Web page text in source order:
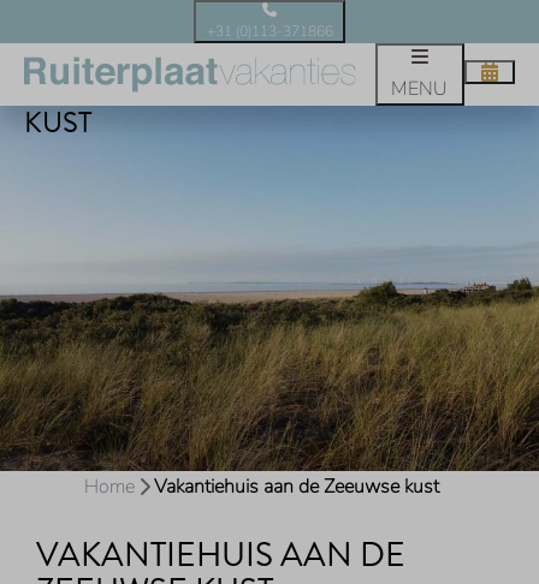
+31 (0)113-371866
MENU
VAKANTIEHUIS AAN DE ZEEUWSE
KUST
Home Vakantiehuis aan de Zeeuwse kust
VAKANTIEHUIS AAN DE